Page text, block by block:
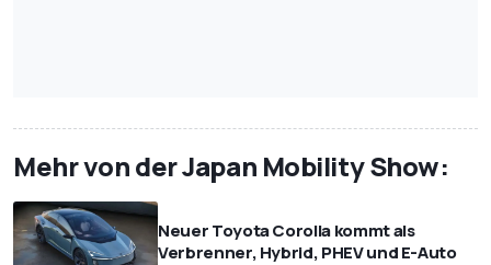
Mehr von der Japan Mobility Show:
Neuer Toyota Corolla kommt als
Verbrenner, Hybrid, PHEV und E-Auto